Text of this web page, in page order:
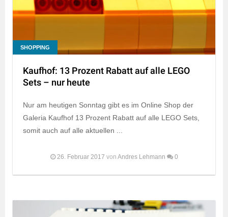
SHOPPING
Kaufhof: 13 Prozent Rabatt auf alle LEGO
Sets – nur heute
Nur am heutigen Sonntag gibt es im Online Shop der
Galeria Kaufhof 13 Prozent Rabatt auf alle LEGO Sets,
somit auch auf alle aktuellen ...
26. Februar 2017 von Andres Lehmann 0